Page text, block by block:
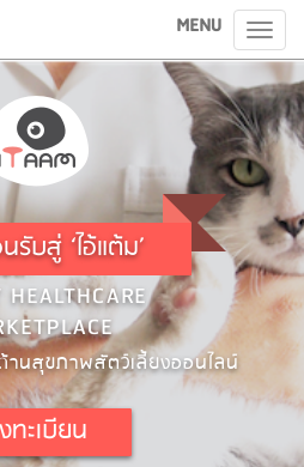
MENU
บสู่ ‘ไอ้แต้ม’
านสุขภาพสัตว์เลี้ยงออนไลน์
ทะเบียน